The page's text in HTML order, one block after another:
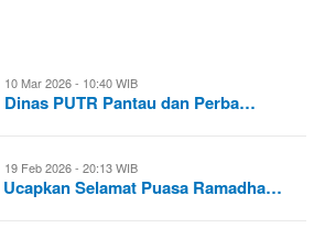
10 Mar 2026 - 10:40 WIB
PUTR Pantau dan Perba…
19 Feb 2026 - 20:13 WIB
Selamat Puasa Ramadha…